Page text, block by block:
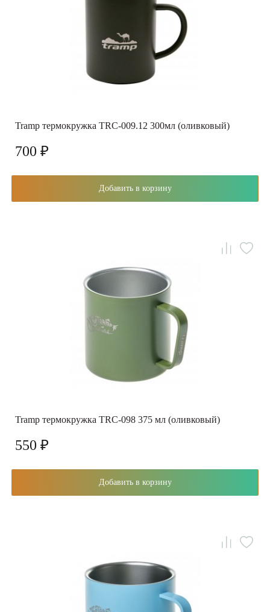
Tramp термокружка TRC-009.12 300мл (оливковый)
700 ₽
Добавить в корзину
Tramp термокружка TRC-098 375 мл (оливковый)
550 ₽
Добавить в корзину